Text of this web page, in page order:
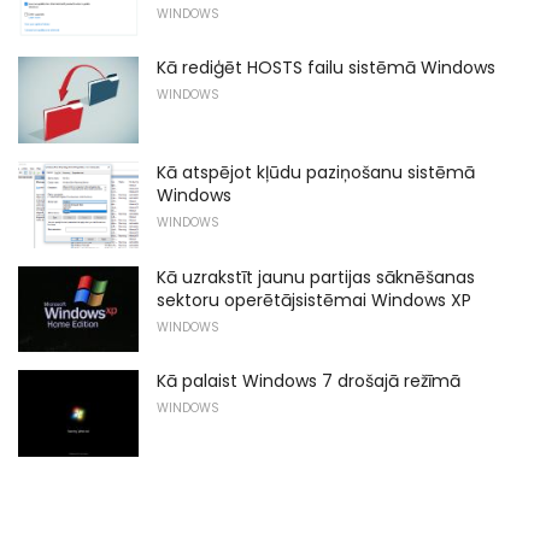
WINDOWS
Kā rediģēt HOSTS failu sistēmā Windows
WINDOWS
Kā atspējot kļūdu paziņošanu sistēmā
Windows
WINDOWS
Kā uzrakstīt jaunu partijas sāknēšanas
sektoru operētājsistēmai Windows XP
WINDOWS
Kā palaist Windows 7 drošajā režīmā
WINDOWS